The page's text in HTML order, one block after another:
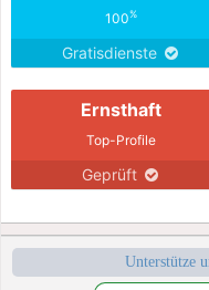
100%
Gratisdienste
Ernsthaft
Top-Profile
Geprüft
Unterstütze